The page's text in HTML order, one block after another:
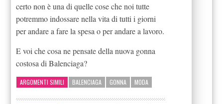
certo non è una di quelle cose che noi tutte
potremmo indossare nella vita di tutti i giorni
per andare a fare la spesa o per andare a lavoro.
E voi che cosa ne pensate della nuova gonna
costosa di Balenciaga?
ARGOMENTI SIMILI BALENCIAGA GONNA MODA